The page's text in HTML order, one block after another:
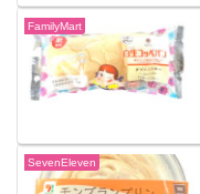
FamilyMart
SevenEleven